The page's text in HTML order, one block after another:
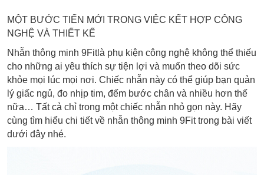
MỘT BƯỚC TIẾN MỚI TRONG VIỆC KẾT HỢP CÔNG
NGHỆ VÀ THIẾT KẾ
Nhẫn thông minh 9Fitlà phụ kiện công nghệ không thể thiếu
cho những ai yêu thích sự tiện lợi và muốn theo dõi sức
khỏe mọi lúc mọi nơi. Chiếc nhẫn này có thể giúp bạn quản
lý giấc ngủ, đo nhịp tim, đếm bước chân và nhiều hơn thế
nữa… Tất cả chỉ trong một chiếc nhẫn nhỏ gọn này. Hãy
cùng tìm hiểu chi tiết về nhẫn thông minh 9Fit trong bài viết
dưới đây nhé.